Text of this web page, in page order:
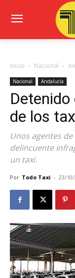
Inicio Nacional
Nacional Andalucía
de los
Unos agentes
delincuente
un taxi.
Por Todo Taxi - 23/